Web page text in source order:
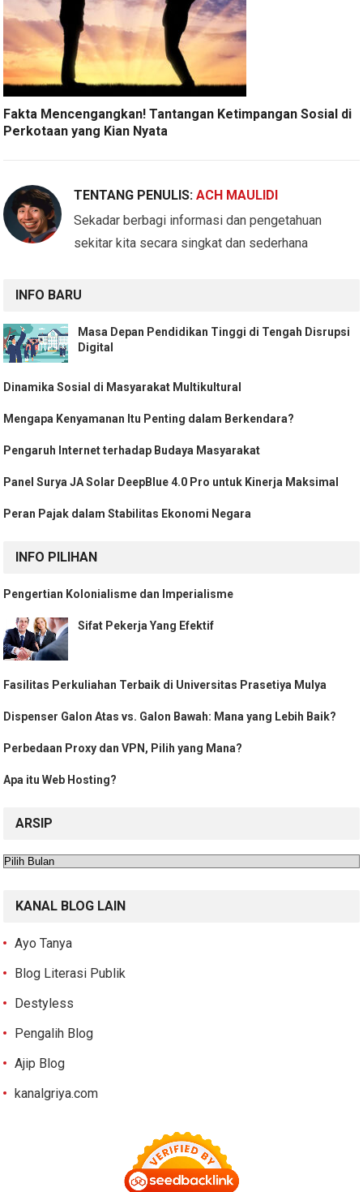
Fakta Mencengangkan! Tantangan Ketimpangan Sosial di
Perkotaan yang Kian Nyata
TENTANG PENULIS:ACH MAULIDI
Sekadar berbagi informasi dan pengetahuan
sekitar kita secara singkat dan sederhana
INFO BARU
Masa Depan Pendidikan Tinggi di Tengah Disrupsi
Digital
Dinamika Sosial di Masyarakat Multikultural
Mengapa Kenyamanan Itu Penting dalam Berkendara?
Pengaruh Internet terhadap Budaya Masyarakat
Panel Surya JA Solar DeepBlue 4.0 Pro untuk Kinerja Maksimal
Peran Pajak dalam Stabilitas Ekonomi Negara
INFO PILIHAN
Pengertian Kolonialisme dan Imperialisme
Sifat Pekerja Yang Efektif
Fasilitas Perkuliahan Terbaik di Universitas Prasetiya Mulya
Dispenser Galon Atas vs. Galon Bawah: Mana yang Lebih Baik?
Perbedaan Proxy dan VPN, Pilih yang Mana?
Apa itu Web Hosting?
ARSIP
Arsip
KANAL BLOG LAIN
Ayo Tanya
Blog Literasi Publik
Destyless
Pengalih Blog
Ajip Blog
kanalgriya.com